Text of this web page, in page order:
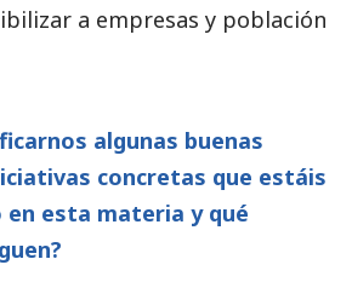
a empresas y población
algunas buenas
concretas que estáis
en esta materia y qué